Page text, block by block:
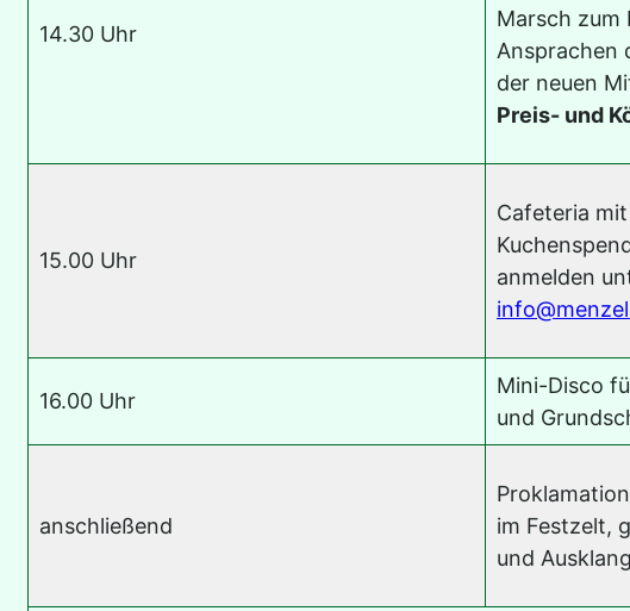
14.30 Uhr
Marsch zum
Ansprachen
der neuen
Preis- und
15.00 Uhr
Cafeteria
anmelden
16.00 Uhr
Mini-Disco
und
anschließend
im Festzelt,
und Ausklang